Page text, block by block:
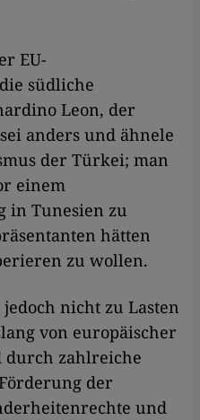
EU-
südliche
Leon, der
anders und ähnele
der Türkei; man
einem
in Tunesien zu
hätten
zu wollen.
nicht zu Lasten
von europäischer
durch zahlreiche
der
und